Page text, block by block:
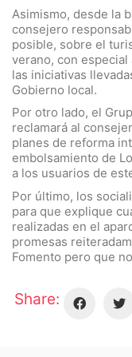
Asimismo, desde la
consejero
posible, sobre el
verano, con
las iniciativas
Gobierno local.
Por otro lado, el
reclamará al
planes de reforma
embolsamiento de
a los usuarios de
Por último, los
para que explique
realizadas en el
promesas
Fomento pero que
Share: